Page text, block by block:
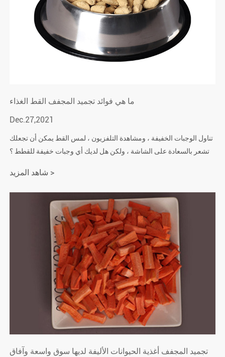
ما هي فوائد تجميد المجفف القط الغذاء
Dec.27,2021
تناول الوجبات الخفيفة ، ومشاهدة التلفزيون ، لمس القط يمكن أن تجعلك
تشعر بالسعادة على الشاشة ، ولكن هل لديك أي وجبات خفيفة للقطط ؟
شاهد المزيد >
تجميد المجفف أغذية الحيوانات الأليفة لديها سوق واسعة وآفاق